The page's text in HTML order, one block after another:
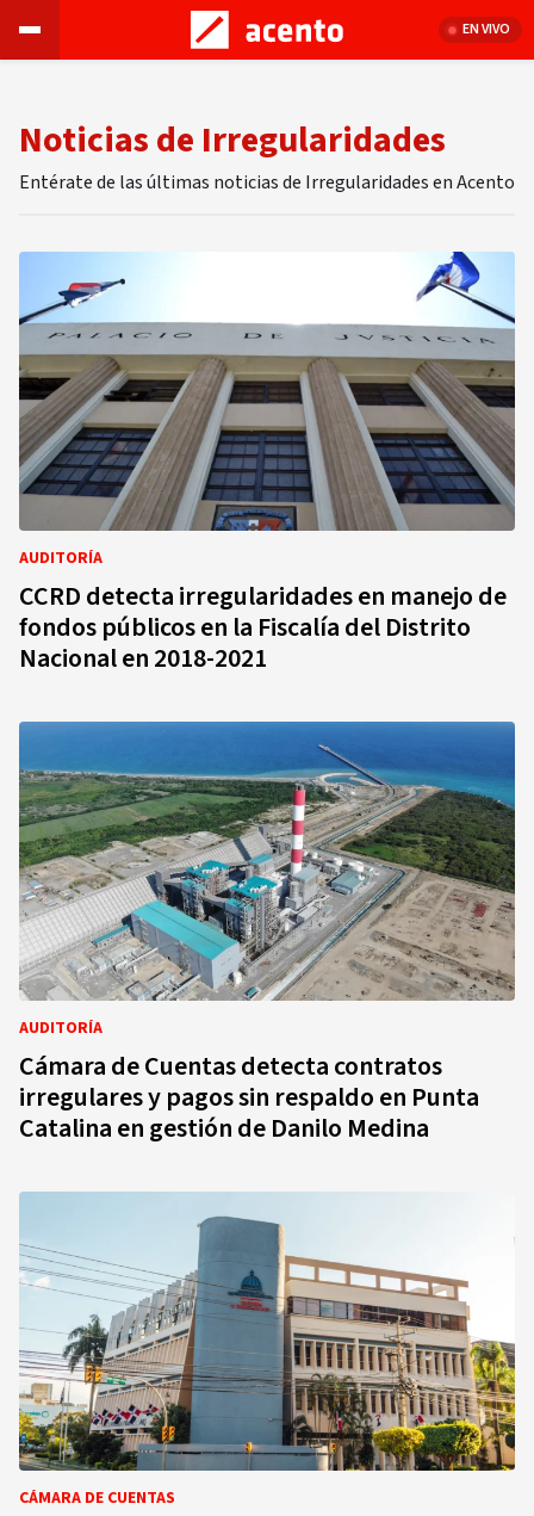
EN VIVO
Noticias de Irregularidades
Entérate de las últimas noticias de Irregularidades en Acento
AUDITORÍA
CCRD detecta irregularidades en manejo de
fondos públicos en la Fiscalía del Distrito
Nacional en 2018-2021
AUDITORÍA
Cámara de Cuentas detecta contratos
irregulares y pagos sin respaldo en Punta
Catalina en gestión de Danilo Medina
CÁMARA DE CUENTAS